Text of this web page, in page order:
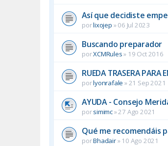
Así que decidiste
porlixojep »06 Jul 2023
Buscando preparador
porXCMRules» 19 Oct 2016
RUEDA TRASERA PARA
porlyonrafale »21 Sep 2021
AYUDA - Consejo
porsimimc»27 Ago 2021
Qué me recomendáis
porBhadair» 10 Ago 2021